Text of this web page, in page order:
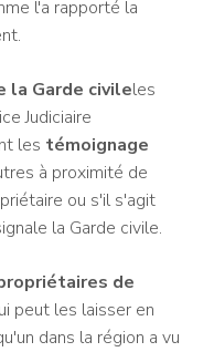
l'a rapporté la
la Garde civileles
Judiciaire
les témoignage
à proximité de
ou s'il s'agit
la Garde civile.
de
peut les laisser en
dans la région a vu